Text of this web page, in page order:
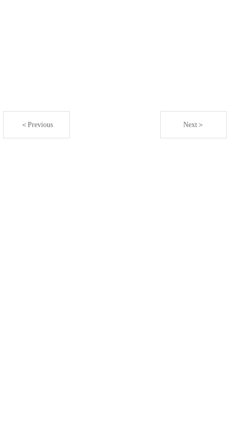
＜Previous Next＞